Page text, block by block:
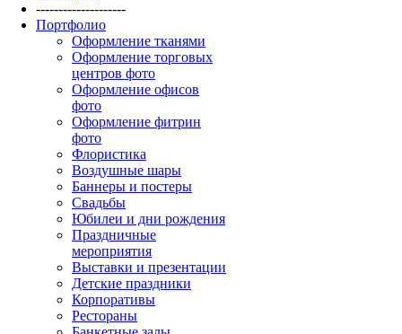
--------------------
Портфолио
Оформление тканями
Оформление торговых
центров фото
Оформление офисов
фото
Оформление фитрин
фото
Флористика
Воздушные шары
Баннеры и постеры
Свадьбы
Юбилеи и дни рождения
Праздничные
мероприятия
Выставки и презентации
Детские праздники
Корпоративы
Рестораны